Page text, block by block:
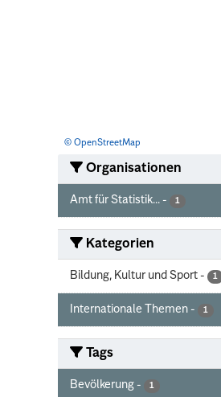
© OpenStreetMap
Organisationen
Amt für Statistik... - 1
Kategorien
Bildung, Kultur und Sport - 1
Internationale Themen - 1
Tags
Bevölkerung - 1